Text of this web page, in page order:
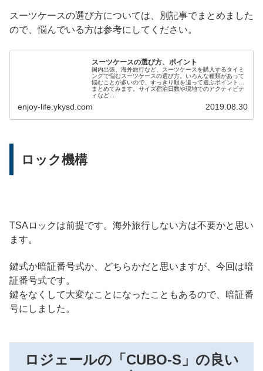
スーツケースの選び方については、別記事でまとめました
ので、悩んでいる方は参考にしてください。
スーツケースの選び方、ポイント
国内出張、海外旅行など、スーツケースを購入するタイミ
ングで悩むスーツケースの選び方。いろんな種類があって
悩むことが多いので、すっきり順を追って選ぶポイントを
まとめてみます。サイズ宿泊日数や現地でのアクティビテ
ィなど...
enjoy-life.ykysd.com 2019.08.30
ロック機構
TSAロックは前提です。海外旅行しない方は不要かと思い
ます。
鍵式か暗証番号式か、どちらかだと思いますが、今回は暗
証番号式です。
鍵をなくして大変なことになったこともあるので、暗証番
号にしました。
ロジェールの「CUBO-S」の良い